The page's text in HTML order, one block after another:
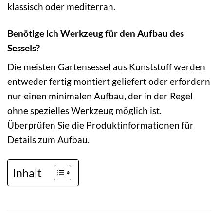
klassisch oder mediterran.
Benötige ich Werkzeug für den Aufbau des
Sessels?
Die meisten Gartensessel aus Kunststoff werden
entweder fertig montiert geliefert oder erfordern
nur einen minimalen Aufbau, der in der Regel
ohne spezielles Werkzeug möglich ist.
Überprüfen Sie die Produktinformationen für
Details zum Aufbau.
Inhalt